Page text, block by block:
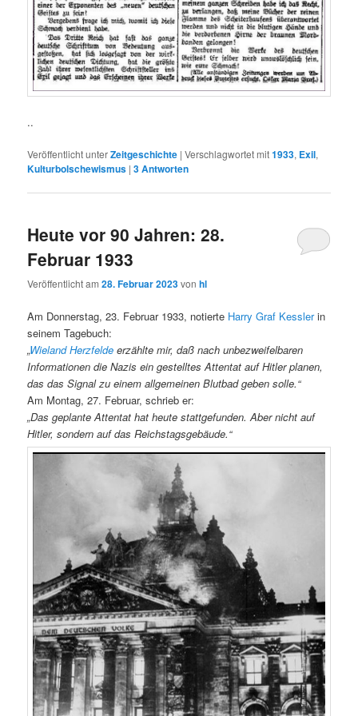
..
Veröffentlicht unterZeitgeschichte |Verschlagwortet mit1933, Exil,
Kulturbolschewismus |3Antworten
Heute vor 90 Jahren: 28.
Februar 1933
Veröffentlicht am28. Februar 2023vonhl
Am Donnerstag, 23. Februar 1933, notierte Harry Graf Kesslerin
seinem Tagebuch:
„Wieland Herzfelde erzählte mir, daß nach unbezweifelbaren
Informationen die Nazis ein gestelltes Attentat auf Hitler planen,
das das Signal zu einem allgemeinen Blutbad geben solle.“
Am Montag, 27. Februar, schrieb er:
„Das geplante Attentat hat heute stattgefunden. Aber nicht auf
Hitler, sondern auf das Reichstagsgebäude.“